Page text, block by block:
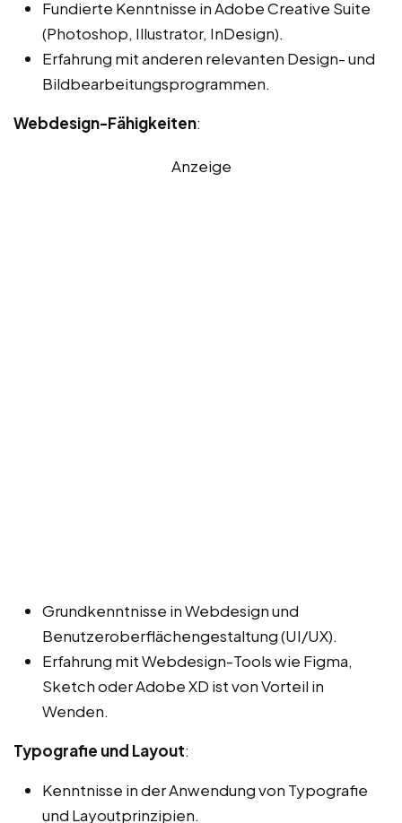
Fundierte Kenntnisse in Adobe Creative Suite
(Photoshop, Illustrator, InDesign).
Erfahrung mit anderen relevanten Design- und
Bildbearbeitungsprogrammen.
Webdesign-Fähigkeiten:
Anzeige
Grundkenntnisse in Webdesign und
Benutzeroberflächengestaltung (UI/UX).
Erfahrung mit Webdesign-Tools wie Figma,
Sketch oder Adobe XD ist von Vorteil in
Wenden.
Typografie und Layout:
Kenntnisse in der Anwendung von Typografie
und Layoutprinzipien.